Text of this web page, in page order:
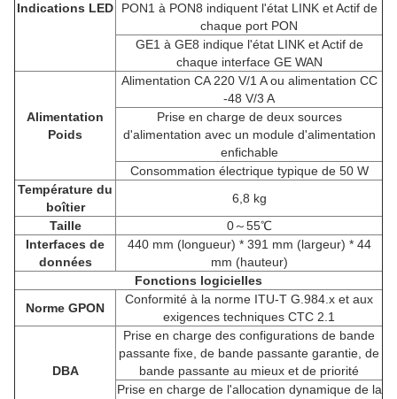
Indications LED
PON1 à PON8 indiquent l'état LINK et Actif de
chaque port PON
GE1 à GE8 indique l'état LINK et Actif de
chaque interface GE WAN
Alimentation
Poids
Alimentation CA 220 V/1 A ou alimentation CC
-48 V/3 A
Prise en charge de deux sources
d'alimentation avec un module d'alimentation
enfichable
Consommation électrique typique de 50 W
Température du
boîtier
6,8 kg
Taille
0～55℃
Interfaces de
données
440 mm (longueur) * 391 mm (largeur) * 44
mm (hauteur)
Fonctions logicielles
Norme GPON
Conformité à la norme ITU-T G.984.x et aux
exigences techniques CTC 2.1
DBA
Prise en charge des configurations de bande
passante fixe, de bande passante garantie, de
bande passante au mieux et de priorité
Prise en charge de l'allocation dynamique de la